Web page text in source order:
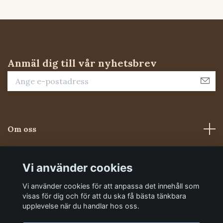
Anmäl dig till vår nyhetsbrev
Om oss
Sociala medier
Vi använder cookies
Vi använder cookies för att anpassa det innehåll som
visas för dig och för att du ska få bästa tänkbara
upplevelse när du handlar hos oss.